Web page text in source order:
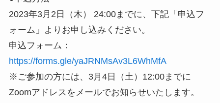
2023年3月2日（木） 24:00までに、下記「申込フ
ォーム」よりお申し込みください。
申込フォーム：
https://forms.gle/yaJRNMsAv3L6WhMfA
※ご参加の方には、3月4日（土）12:00までに
Zoomアドレスをメールでお知らせいたします。